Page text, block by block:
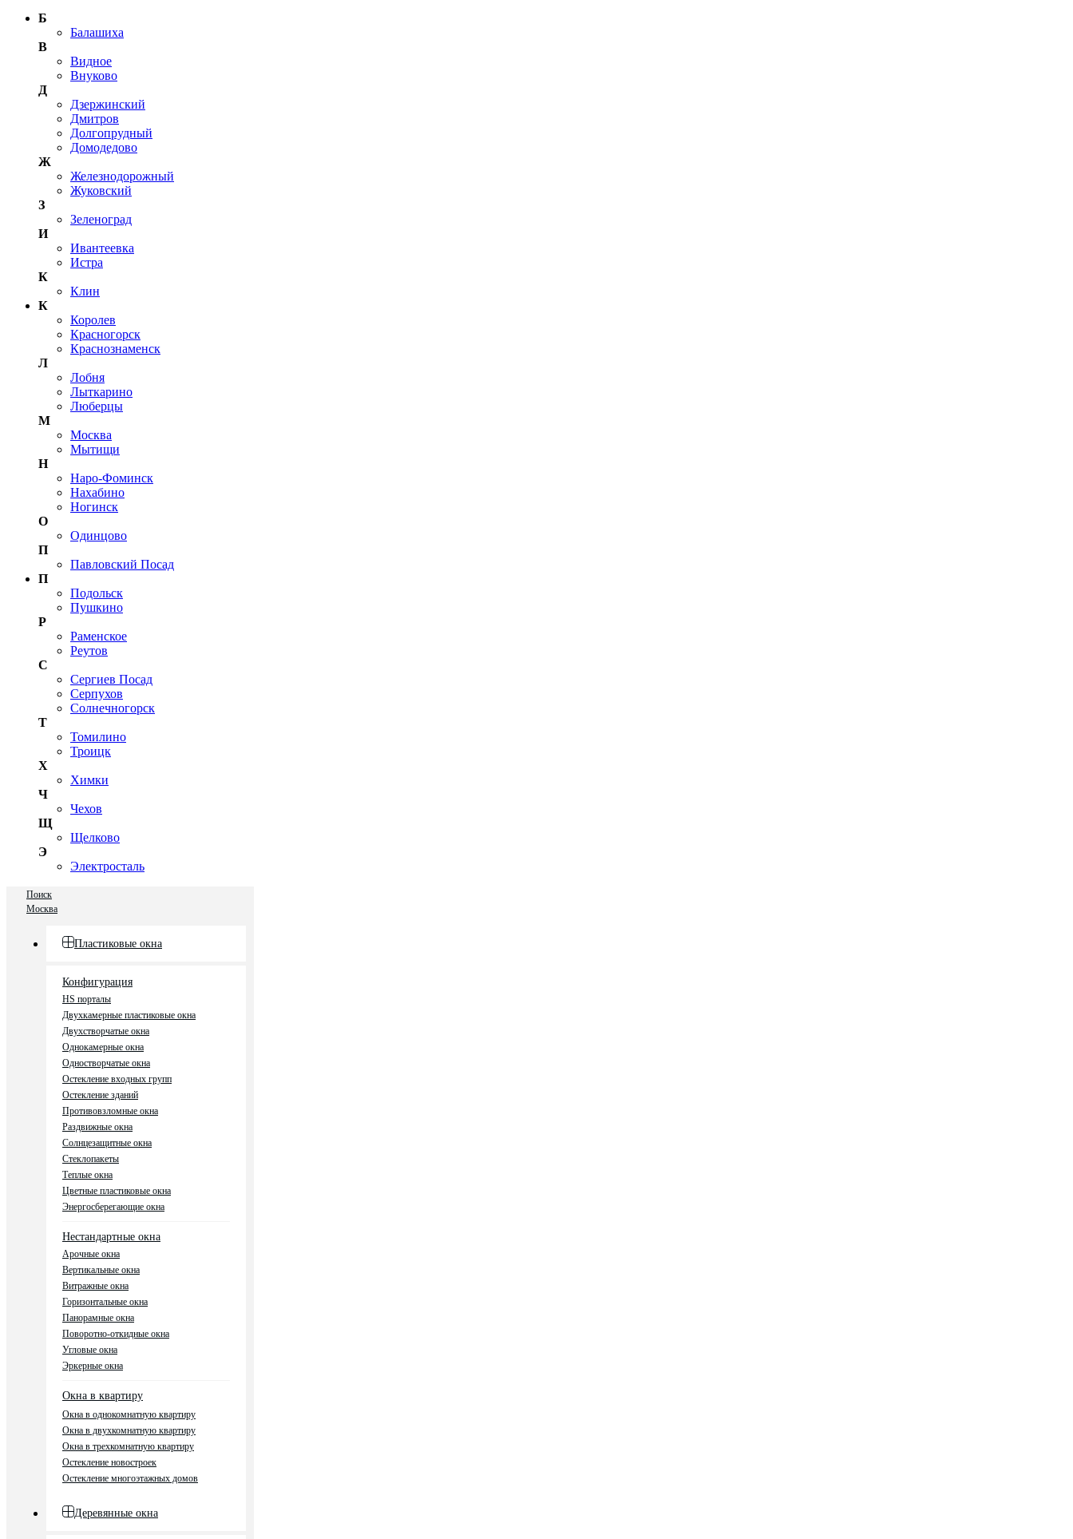
Б
Балашиха
В
Видное
Внуково
Д
Дзержинский
Дмитров
Долгопрудный
Домодедово
Ж
Железнодорожный
Жуковский
З
Зеленоград
И
Ивантеевка
Истра
К
Клин
К
Королев
Красногорск
Краснознаменск
Л
Лобня
Лыткарино
Люберцы
М
Москва
Мытищи
Н
Наро-Фоминск
Нахабино
Ногинск
О
Одинцово
П
Павловский Посад
П
Подольск
Пушкино
Р
Раменское
Реутов
С
Сергиев Посад
Серпухов
Солнечногорск
Т
Томилино
Троицк
Х
Химки
Ч
Чехов
Щ
Щелково
Э
Электросталь
Поиск
Москва
Пластиковые окна
Конфигурация
HS порталы
Двухкамерные пластиковые окна
Двухстворчатые окна
Однокамерные окна
Одностворчатые окна
Остекление входных групп
Остекление зданий
Противовзломные окна
Раздвижные окна
Солнцезащитные окна
Стеклопакеты
Теплые окна
Цветные пластиковые окна
Энергосберегающие окна
Нестандартные окна
Арочные окна
Вертикальные окна
Витражные окна
Горизонтальные окна
Панорамные окна
Поворотно-откидные окна
Угловые окна
Эркерные окна
Окна в квартиру
Окна в однокомнатную квартиру
Окна в двухкомнатную квартиру
Окна в трехкомнатную квартиру
Остекление новостроек
Остекление многоэтажных домов
Деревянные окна